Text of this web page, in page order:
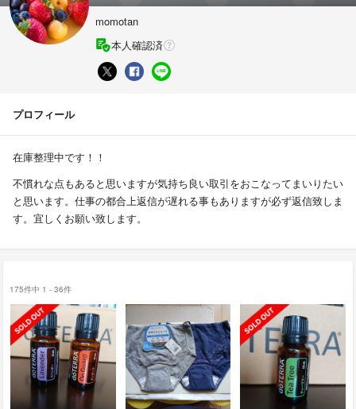
momotan
本人確認済
プロフィール
在庫整理中です！！
不慣れな点もあると思いますが気持ち良い取引をおこなってまいりたい
と思います。仕事の都合上返信が遅れる事もありますが必ず返信致しま
す。宜しくお願い致します。
175件中 1 - 36件